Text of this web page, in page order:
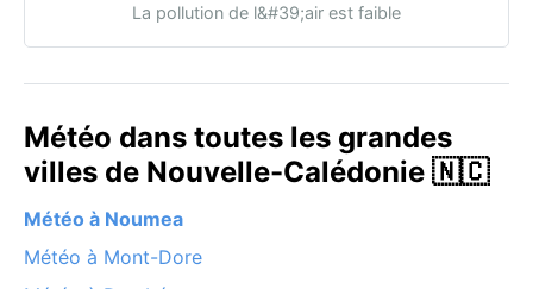
La pollution de l&#39;air est faible
Météo dans toutes les grandes
villes de Nouvelle-Calédonie 🇳🇨
Météo à Noumea
Météo à Mont-Dore